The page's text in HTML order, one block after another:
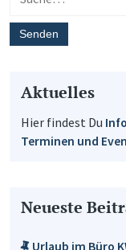
Aktuelles
Hier findest Du
Terminen und
Neueste
Urlaub im Büro